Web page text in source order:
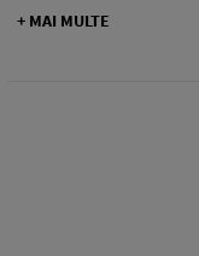
+ MAI MULTE